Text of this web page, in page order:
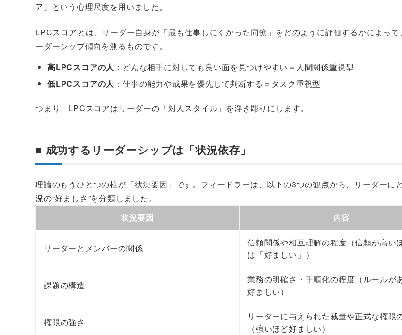
ア」という心理尺度を用いました。
LPCスコアとは、リーダー自身が「最も仕事しにくかった同僚」をどのように評価するかによって
ーダーシップ傾向を測るものです。
高LPCスコアの人 ：どんな相手に対しても良い面を見つけやすい＝人間関係重視型
低LPCスコアの人 ：仕事の能力や成果を優先して判断する＝タスク重視型
つまり、LPCスコアはリーダーの「対人スタイル」を浮き彫りにします。
■ 成功するリーダーシップは「状況依存」
理論のもうひとつの柱が「状況要因」です。フィードラーは、以下の3つの観点から、リーダーに
況の“好ましさ”を分類しました。
状況要因
内容
リーダーとメンバーの関係
信頼関係や相互理解の程度（信頼が高い
は「好ましい」）
課題の構造
業務の明確さ・手順化の程度（ルールが
好ましい）
権限の強さ
リーダーに与えられた裁量や正式な権限
（強いほど好ましい）